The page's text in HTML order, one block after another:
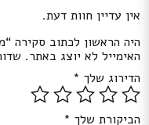
אין עדיין חוות דעת.
היה הראשון לכתוב סקירה
האימייל לא יוצג באתר.
הדירוג שלך *
הביקורת שלך *